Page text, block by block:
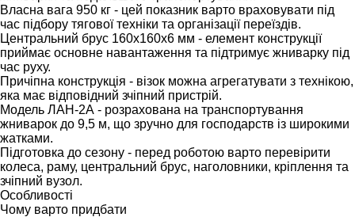
Власна вага 950 кг - цей показник варто враховувати під
час підбору тягової техніки та організації переїздів.
Центральний брус 160х160х6 мм - елемент конструкції
приймає основне навантаження та підтримує жниварку під
час руху.
Причіпна конструкція - візок можна агрегатувати з технікою,
яка має відповідний зчіпний пристрій.
Модель ЛАН-2А - розрахована на транспортування
жниварок до 9,5 м, що зручно для господарств із широкими
жатками.
Підготовка до сезону - перед роботою варто перевірити
колеса, раму, центральний брус, наголовники, кріплення та
зчіпний вузол.
Особливості
Чому варто придбати